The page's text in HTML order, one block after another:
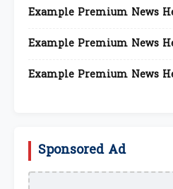
Example Premium News
Example Premium News
Example Premium News
Sponsored Ad